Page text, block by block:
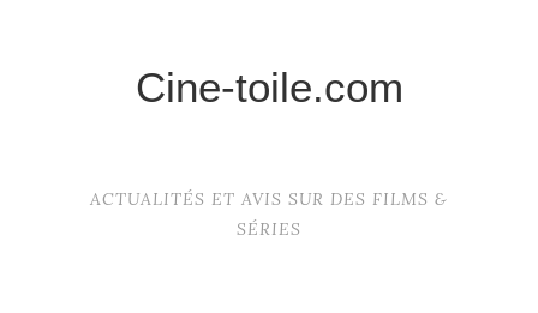
Cine-toile.com
ACTUALITÉS ET AVIS SUR DES FILMS &
SÉRIES